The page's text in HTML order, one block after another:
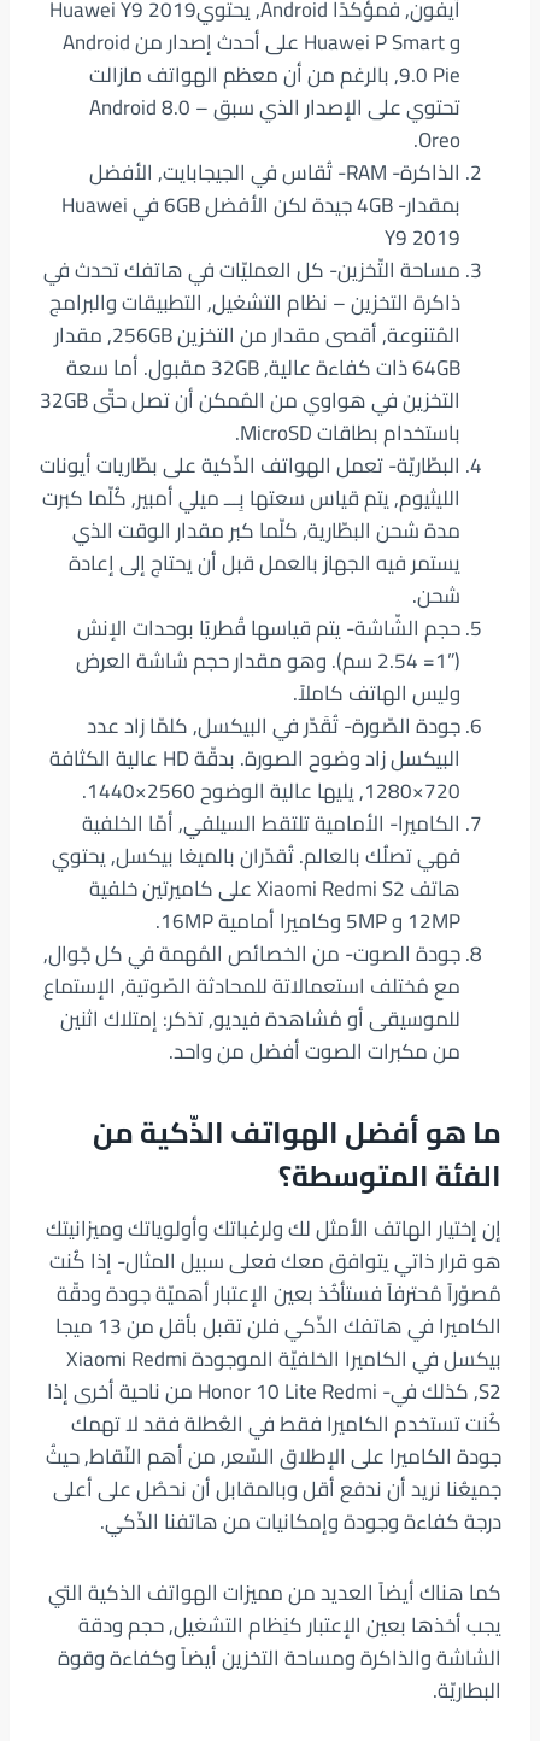
آيفون, فمؤكدًا Android, يحتويHuawei Y9 2019
و Huawei P Smart على أحدث إصدار من Android
9.0 Pie, بالرغم من أن معظم الهواتف مازالت
تحتوي على الإصدار الذي سبق – Android 8.0
Oreo.
الذاكرة- RAM- تُقاس في الجيجابايت, الأفضل
بمقدار- 4GB جيدة لكن الأفضل 6GB في Huawei
Y9 2019
مساحة التّخزين- كل العمليّات في هاتفك تحدث في
ذاكرة التخزين – نظام التشغيل, التطبيقات والبرامج
المُتنوعة, أقصى مقدار من التخزين 256GB, مقدار
64GB ذات كفاءة عالية, 32GB مقبول. أما سعة
التخزين في هواوي من المُمكن أن تصل حتّى 32GB
باستخدام بطاقات MicroSD.
البطّاريّة- تعمل الهواتف الذّكية على بطّاريات أيونات
الليثيوم, يتم قياس سعتها بِـــ ميلي أمبير, كُلّما كبرت
مدة شحن البطّارية, كلّما كبر مقدار الوقت الذي
يستمر فيه الجهاز بالعمل قبل أن يحتاج إلى إعادة
شحن.
حجم الشّاشة- يتم قياسها قُطريًا بوحدات الإنش
(”1= 2.54 سم). وهو مقدار حجم شاشة العرض
وليس الهاتف كاملاً.
جودة الصّورة- تُقَدّر في البيكسل, كلمّا زاد عدد
البيكسل زاد وضوح الصورة. بدقّة HD عالية الكثافة
720×1280, يليها عالية الوضوح 2560×1440.
الكاميرا- الأمامية تلتقط السيلفي, أمّا الخلفية
فهي تصلُك بالعالم. تُقدّران بالميغا بيكسل, يحتوي
هاتف Xiaomi Redmi S2 على كاميرتين خلفية
12MP و 5MP وكاميرا أمامية 16MP.
جودة الصوت- من الخصائص المُهمة في كل جّوال,
مع مُختلف استعمالاتة للمحادثة الصّوتية, الإستماع
للموسيقى أو مُشاهدة فيديو, تذكر: إمتلاك اثنين
من مكبرات الصوت أفضل من واحد.
ما هو أفضل الهواتف الذّكية من
الفئة المتوسطة؟
إن إختيار الهاتف الأمثل لك ولرغباتك وأولوياتك وميزانيتك
هو قرار ذاتي يتوافق معك فعلى سبيل المثال- إذا كُنت
مُصوّراً مُحترفاً فستأخُذ بعين الإعتبار أهميّة جودة ودقّة
الكاميرا في هاتفك الذّكي فلن تقبل بأقل من 13 ميجا
بيكسل في الكاميرا الخلفيّة الموجودة Xiaomi Redmi
S2, كذلك في- Honor 10 Lite Redmi من ناحية أخرى إذا
كُنت تستخدم الكاميرا فقط في العُطلة فقد لا تهمك
جودة الكاميرا على الإطلاق السّعر, من أهم النّقاط, حيثُ
جميعُنا نريد أن ندفع أقل وبالمقابل أن نحصُل على أعلى
درجة كفاءة وجودة وإمكانيات من هاتفنا الذّكي.
كما هناك أيضاً العديد من مميزات الهواتف الذكية التي
يجب أخذها بعين الإعتبار كنِظام التشغيل, حجم ودقة
الشاشة والذاكرة ومساحة التخزين أيضاً وكفاءة وقوة
البطاريّة.